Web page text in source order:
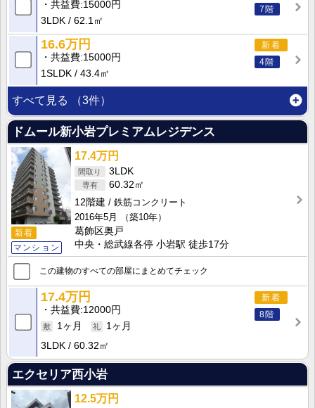
7階
共益費 15000円
3LDK
62.1㎡
新着
4階
16.6万円
共益費 15000円
1SLDK
43.4㎡
すべて見る （3件）
ドムール新小岩プレミアムレジデンス
新着
マンション
17.4万円
3LDK
60.32㎡
12階建
鉄筋コンクリート
2016年5月
（築10年）
葛飾区奥戸
中央・総武線各停 小岩駅 徒歩17分
この建物のすべての部屋にまとめてチェック
新着
8階
17.4万円
共益費 12000円
1ヶ月
1ヶ月
3LDK
60.32㎡
エクセリア西小岩
12.5万円